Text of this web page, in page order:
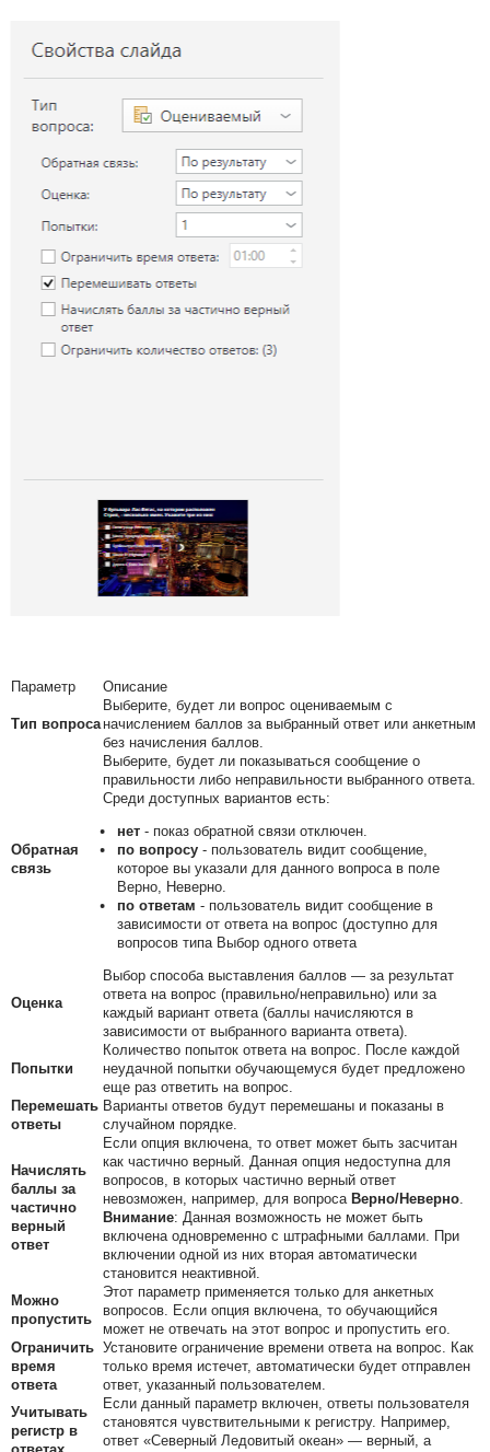
Параметр Описание
Тип вопроса
Выберите, будет ли вопрос оцениваемым с
начислением баллов за выбранный ответ или анкетным
без начисления баллов.
Обратная
связь
Выберите, будет ли показываться сообщение о
правильности либо неправильности выбранного ответа.
Среди доступных вариантов есть:
нет- показ обратной связи отключен.
по вопросу- пользователь видит сообщение,
которое вы указали для данного вопроса в поле
Верно, Неверно.
по ответам - пользователь видит сообщение в
зависимости от ответа на вопрос (доступно для
вопросов типа Выбор одного ответа
Оценка
Выбор способа выставления баллов — за результат
ответа на вопрос (правильно/неправильно) или за
каждый вариант ответа (баллы начисляются в
зависимости от выбранного варианта ответа).
Попытки
Количество попыток ответа на вопрос. После каждой
неудачной попытки обучающемуся будет предложено
еще раз ответить на вопрос.
Перемешать
ответы
Варианты ответов будут перемешаны и показаны в
случайном порядке.
Начислять
баллы за
частично
верный
ответ
Если опция включена, то ответ может быть засчитан
как частично верный. Данная опция недоступна для
вопросов, в которых частично верный ответ
невозможен, например, для вопроса Верно/Неверно.
Внимание: Данная возможность не может быть
включена одновременно с штрафными баллами. При
включении одной из них вторая автоматически
становится неактивной.
Можно
пропустить
Этот параметр применяется только для анкетных
вопросов. Если опция включена, то обучающийся
может не отвечать на этот вопрос и пропустить его.
Ограничить
время
ответа
Установите ограничение времени ответа на вопрос. Как
только время истечет, автоматически будет отправлен
ответ, указанный пользователем.
Учитывать
регистр в
Если данный параметр включен, ответы пользователя
становятся чувствительными к регистру. Например,
ответ «Северный Ледовитый океан» — верный, а